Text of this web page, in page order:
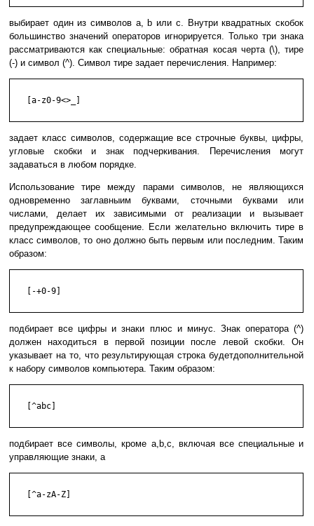
выбирает один из символов a, b или c. Внутри квадратных скобок
большинство значений операторов игнорируется. Только три знака
рассматриваются как специальные: обратная косая черта (\), тире
(-) и символ (^). Символ тире задает перечисления. Например:
   [a-z0-9<>_]
задает класс символов, содержащие все строчные буквы, цифры,
угловые скобки и знак подчеркивания. Перечисления могут
задаваться в любом порядке.
Использование тире между парами символов, не являющихся
одновременно заглавныим буквами, сточными буквами или
числами, делает их зависимыми от реализации и вызывает
предупреждающее сообщение. Если желательно включить тире в
класс символов, то оно должно быть первым или последним. Таким
образом:
   [-+0-9]
подбирает все цифры и знаки плюс и минус. Знак оператора (^)
должен находиться в первой позиции после левой скобки. Он
указывает на то, что результирующая строка будетдополнительной
к набору символов компьютера. Таким образом:
   [^abc]
подбирает все символы, кроме a,b,c, включая все специальные и
управляющие знаки, а
   [^a-zA-Z]